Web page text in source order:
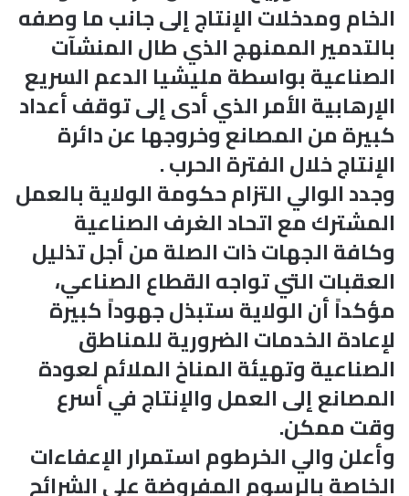
الخام ومدخلات الإنتاج إلى جانب ما وصفه
بالتدمير الممنهج الذي طال المنشآت
الصناعية بواسطة مليشيا الدعم السريع
الإرهابية الأمر الذي أدى إلى توقف أعداد
كبيرة من المصانع وخروجها عن دائرة
الإنتاج خلال الفترة الحرب .
وجدد الوالي التزام حكومة الولاية بالعمل
المشترك مع اتحاد الغرف الصناعية
وكافة الجهات ذات الصلة من أجل تذليل
العقبات التي تواجه القطاع الصناعي،
مؤكداً أن الولاية ستبذل جهوداً كبيرة
لإعادة الخدمات الضرورية للمناطق
الصناعية وتهيئة المناخ الملائم لعودة
المصانع إلى العمل والإنتاج في أسرع
وقت ممكن.
وأعلن والي الخرطوم استمرار الإعفاءات
الخاصة بالرسوم المفروضة على الشرائح